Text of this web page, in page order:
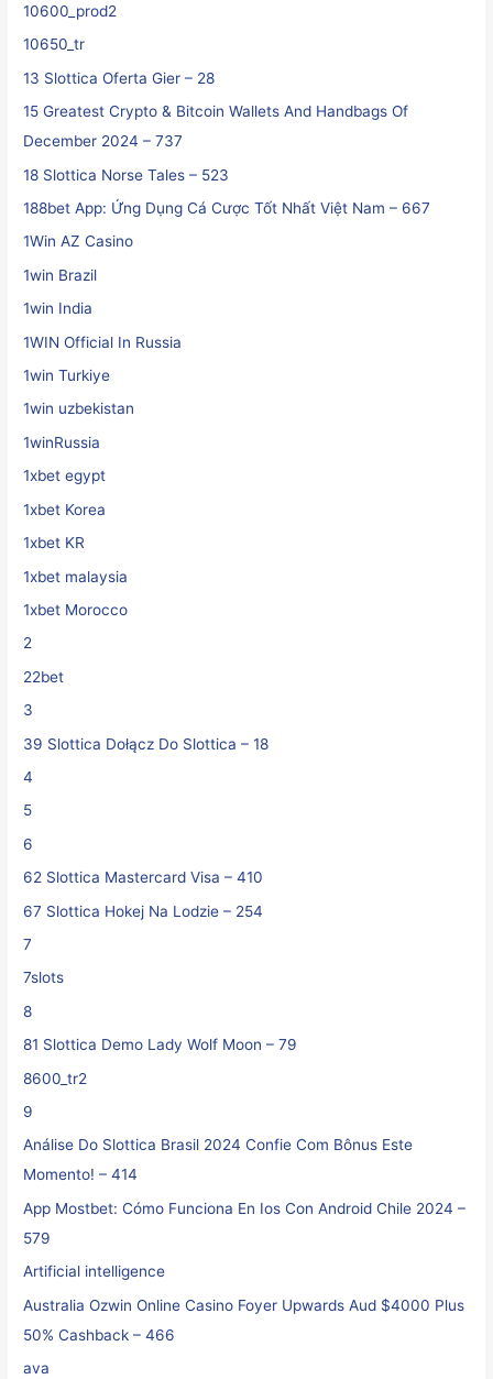
10600_prod2
10650_tr
13 Slottica Oferta Gier – 28
15 Greatest Crypto & Bitcoin Wallets And Handbags Of
December 2024 – 737
18 Slottica Norse Tales – 523
188bet App: Ứng Dụng Cá Cược Tốt Nhất Việt Nam – 667
1Win AZ Casino
1win Brazil
1win India
1WIN Official In Russia
1win Turkiye
1win uzbekistan
1winRussia
1xbet egypt
1xbet Korea
1xbet KR
1xbet malaysia
1xbet Morocco
2
22bet
3
39 Slottica Dołącz Do Slottica – 18
4
5
6
62 Slottica Mastercard Visa – 410
67 Slottica Hokej Na Lodzie – 254
7
7slots
8
81 Slottica Demo Lady Wolf Moon – 79
8600_tr2
9
Análise Do Slottica Brasil 2024 Confie Com Bônus Este
Momento! – 414
App Mostbet: Cómo Funciona En Ios Con Android Chile 2024 –
579
Artificial intelligence
Australia Ozwin Online Casino Foyer Upwards Aud $4000 Plus
50% Cashback – 466
ava